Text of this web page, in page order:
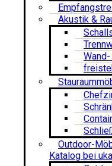
Akustik &
Outdoor-
Katalog bei